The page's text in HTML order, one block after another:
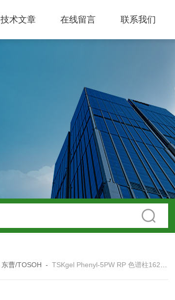
技术文章 在线留言 联系我们
东曹/TOSOH -TSKgel Phenyl-5PW RP 色谱柱16260